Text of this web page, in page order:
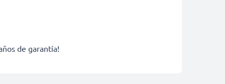
de garantía!